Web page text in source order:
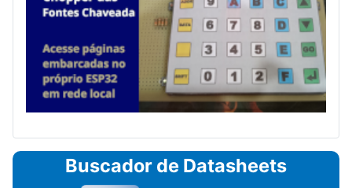
Buscador de Datasheets